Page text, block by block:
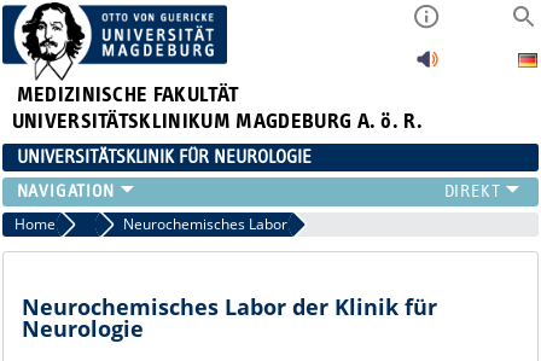
MEDIZINISCHE FAKULTÄT
UNIVERSITÄTSKLINIKUM MAGDEBURG A. ö. R.
UNIVERSITÄTSKLINIK FÜR NEUROLOGIE
TEAM
SCHWERPUNKTE
ÄRZTE/ZUWEISER
FORSCHUNG
Home ForschungNeurochemisches Labor
Neurochemisches Labor der Klinik für
Neurologie